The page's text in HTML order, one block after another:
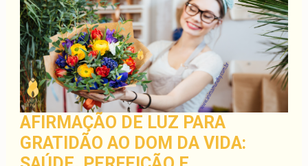
AFIRMAÇÃO DE LUZ PARA
GRATIDÃO AO DOM DA VIDA: